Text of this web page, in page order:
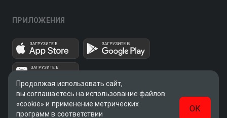
ПРИЛОЖЕНИЯ
Продолжая использовать сайт,
вы соглашаетесь на использование файлов
«cookie» и применение метрических
программ в соответствии
ОК